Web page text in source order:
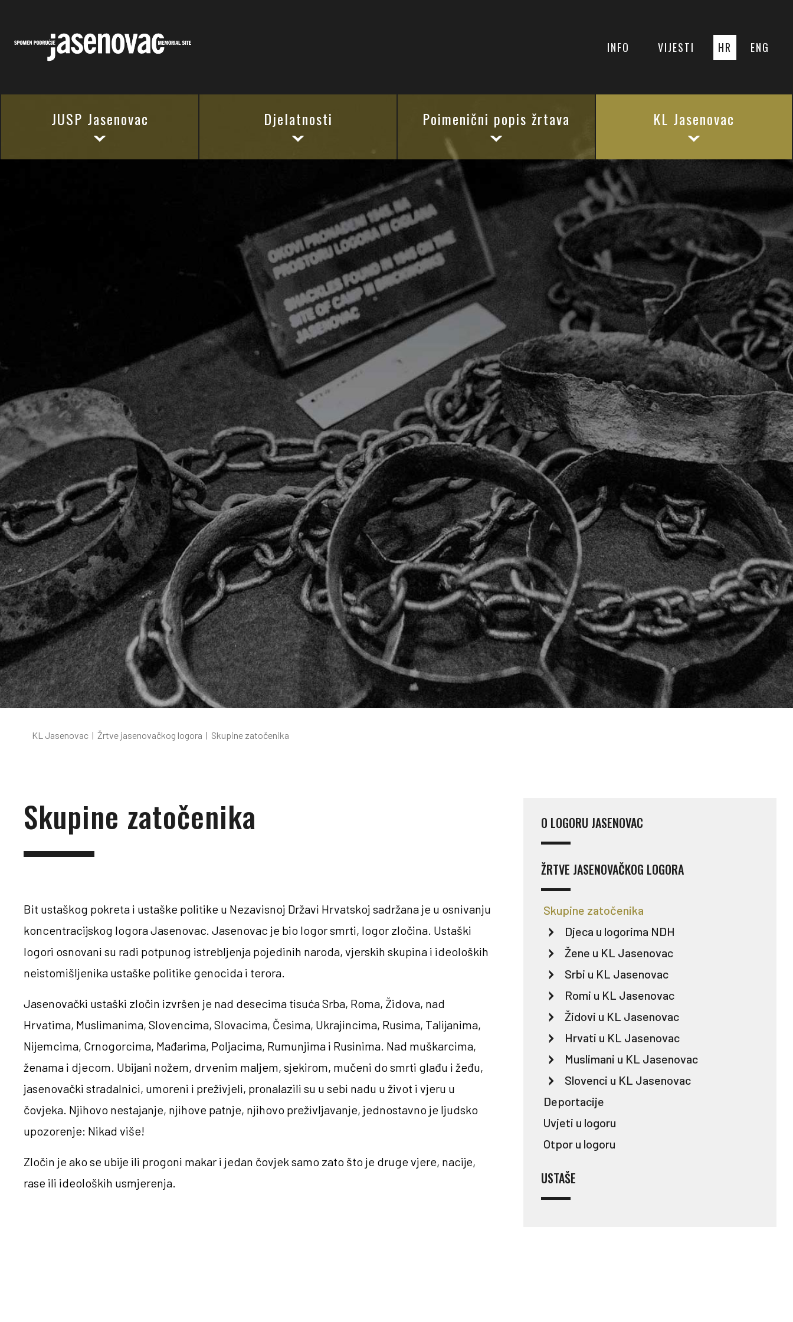
INFO VIJESTI HR ENG
JUSP Jasenovac Djelatnosti Poimenični popis žrtava KL Jasenovac
KL Jasenovac | Žrtve jasenovačkog logora | Skupine zatočenika
Skupine zatočenika
Bit ustaškog pokreta i ustaške politike u Nezavisnoj Državi Hrvatskoj sadržana je u osnivanju
koncentracijskog logora Jasenovac. Jasenovac je bio logor smrti, logor zločina. Ustaški
logori osnovani su radi potpunog istrebljenja pojedinih naroda, vjerskih skupina i ideoloških
neistomišljenika ustaške politike genocida i terora.
Jasenovački ustaški zločin izvršen je nad desecima tisuća Srba, Roma, Židova, nad
Hrvatima, Muslimanima, Slovencima, Slovacima, Česima, Ukrajincima, Rusima, Talijanima,
Nijemcima, Crnogorcima, Mađarima, Poljacima, Rumunjima i Rusinima. Nad muškarcima,
ženama i djecom. Ubijani nožem, drvenim maljem, sjekirom, mučeni do smrti glađu i žeđu,
jasenovački stradalnici, umoreni i preživjeli, pronalazili su u sebi nadu u život i vjeru u
čovjeka. Njihovo nestajanje, njihove patnje, njihovo preživljavanje, jednostavno je ljudsko
upozorenje: Nikad više!
Zločin je ako se ubije ili progoni makar i jedan čovjek samo zato što je druge vjere, nacije,
rase ili ideoloških usmjerenja.
O LOGORU JASENOVAC
ŽRTVE JASENOVAČKOG LOGORA
Skupine zatočenika
Djeca u logorima NDH
Žene u KL Jasenovac
Srbi u KL Jasenovac
Romi u KL Jasenovac
Židovi u KL Jasenovac
Hrvati u KL Jasenovac
Muslimani u KL Jasenovac
Slovenci u KL Jasenovac
Deportacije
Uvjeti u logoru
Otpor u logoru
USTAŠE